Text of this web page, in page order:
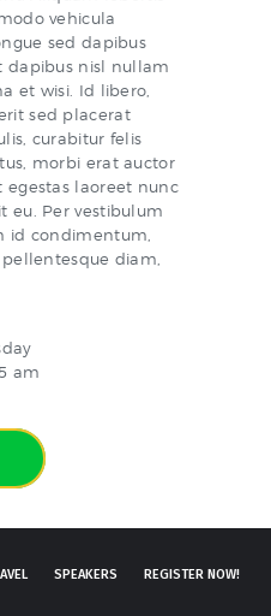
vehicula
sed dapibus
dapibus nisl nullam
et wisi. Id libero,
sed placerat
curabitur felis
morbi erat auctor
egestas laoreet nunc
eu. Per vestibulum
id condimentum,
diam,
am
SPEAKERS REGISTER NOW!